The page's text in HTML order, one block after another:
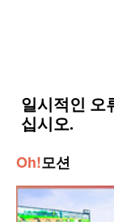
Oh!모션